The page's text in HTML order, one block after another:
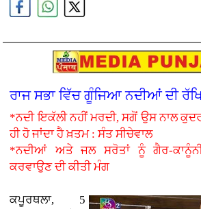
ਰਾਜ ਸਭਾ ਵਿੱਚ ਗੂੰਜਿਆ ਨਦੀਆਂ ਦੀ
*ਨਦੀ ਇਕੱਲੀ ਨਹੀਂ ਮਰਦੀ, ਸਗੋਂ ਉਸ ਨਾਲ
ਹੀ ਹੋ ਜਾਂਦਾ ਹੈ ਖ਼ਤਮ : ਸੰਤ ਸੀਚੇਵਾਲ
*ਨਦੀਆਂ ਅਤੇ ਜਲ ਸਰੋਤਾਂ ਨੂੰ ਗੈਰ-
ਕਰਵਾਉਣ ਦੀ ਕੀਤੀ ਮੰਗ
ਕਪੂਰਥਲਾ, 5